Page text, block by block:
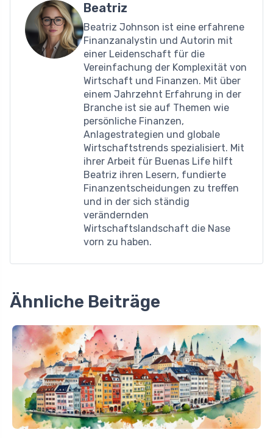
Beatriz
Beatriz Johnson ist eine erfahrene
Finanzanalystin und Autorin mit
einer Leidenschaft für die
Vereinfachung der Komplexität von
Wirtschaft und Finanzen. Mit über
einem Jahrzehnt Erfahrung in der
Branche ist sie auf Themen wie
persönliche Finanzen,
Anlagestrategien und globale
Wirtschaftstrends spezialisiert. Mit
ihrer Arbeit für Buenas Life hilft
Beatriz ihren Lesern, fundierte
Finanzentscheidungen zu treffen
und in der sich ständig
verändernden
Wirtschaftslandschaft die Nase
vorn zu haben.
Ähnliche Beiträge